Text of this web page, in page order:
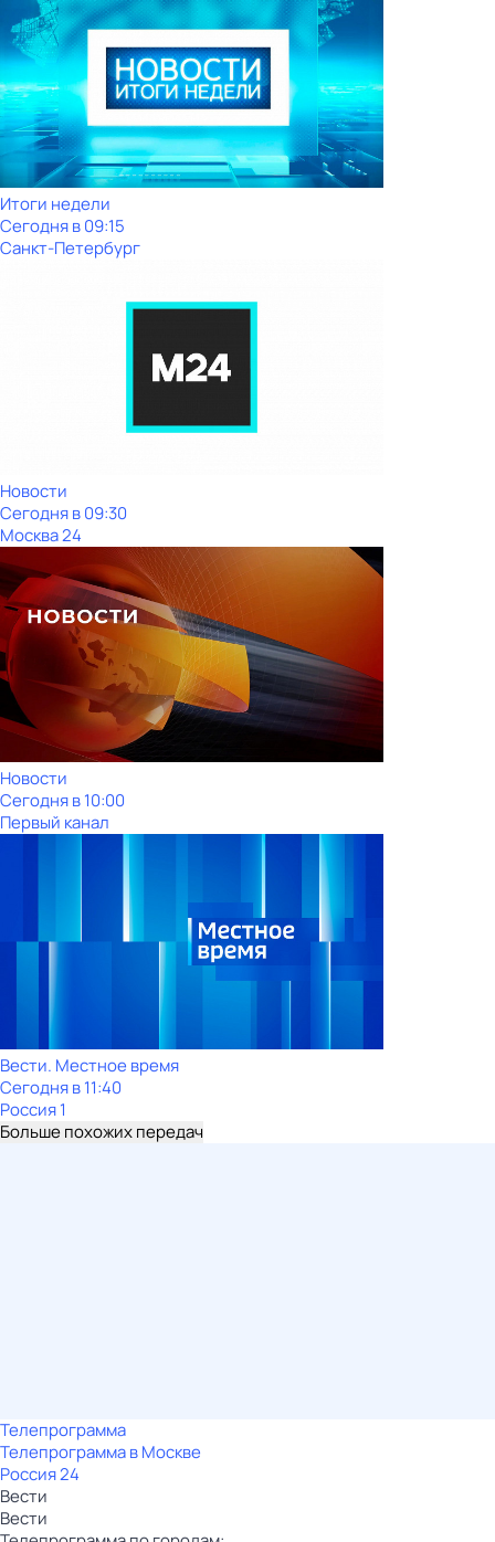
Итоги недели
Сегодня в 09:15
Санкт-Петербург
Новости
Сегодня в 09:30
Москва 24
Новости
Сегодня в 10:00
Первый канал
Вести. Местное время
Сегодня в 11:40
Россия 1
Больше похожих передач
Телепрограмма
Телепрограмма в Москве
Россия 24
Вести
Вести